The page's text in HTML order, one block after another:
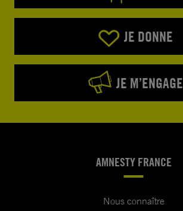
JE DONNE
JE M’ENGAGE
AMNESTY FRANCE
Nous connaître